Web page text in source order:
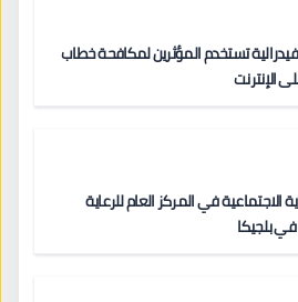
تستخدم المؤثرين لمكافحة خطاب
الإنترنت
الاجتماعية في المركز العام للرعاية
بلجيكا